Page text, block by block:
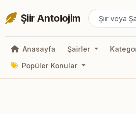
Şiir Antolojim
Anasayfa Şairler
Popüler Konular